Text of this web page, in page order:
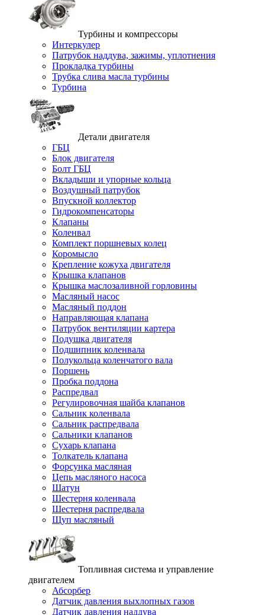
Турбины и компрессоры
Интеркулер
Патрубок наддува, зажимы, уплотнения
Прокладка турбины
Трубка слива масла турбины
Турбина
Детали двигателя
ГБЦ
Блок двигателя
Болт ГБЦ
Вкладыши и упорные кольца
Воздушный патрубок
Впускной коллектор
Гидрокомпенсаторы
Клапаны
Коленвал
Комплект поршневых колец
Коромысло
Крепление кожуха двигателя
Крышка клапанов
Крышка маслозаливной горловины
Масляный насос
Масляный поддон
Направляющая клапана
Патрубок вентиляции картера
Подушка двигателя
Подшипник коленвала
Полукольца коленчатого вала
Поршень
Пробка поддона
Распредвал
Регулировочная шайба клапанов
Сальник коленвала
Сальник распредвала
Сальники клапанов
Сухарь клапана
Толкатель клапана
Форсунка масляная
Цепь масляного насоса
Шатун
Шестерня коленвала
Шестерня распредвала
Щуп масляный
Топливная система и управление
двигателем
Абсорбер
Датчик давления выхлопных газов
Датчик давления наддува